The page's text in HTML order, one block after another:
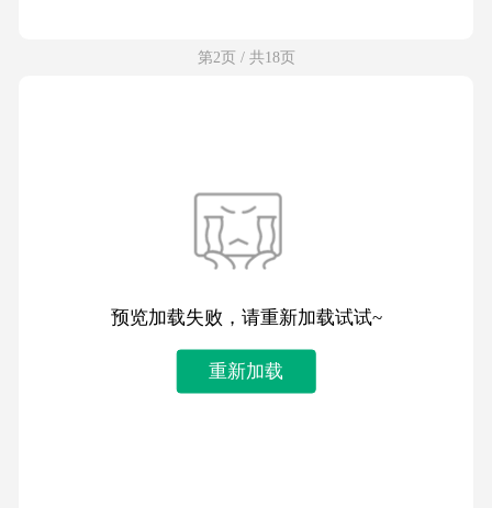
第2页 / 共18页
预览加载失败，请重新加载试试~
重新加载